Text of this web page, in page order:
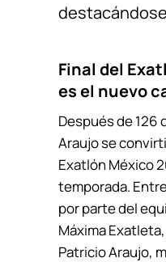
Final del
es el nuevo
Después de 126
Araujo se
Exatlón México
temporada.
por parte del
Máxima
Patricio Araujo,